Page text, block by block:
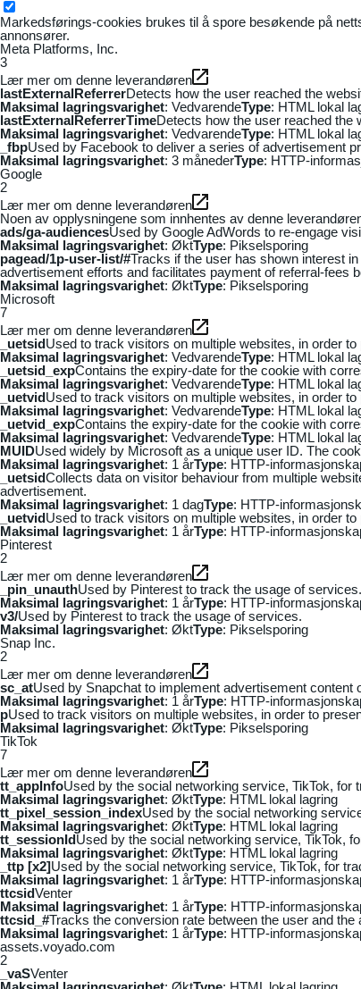
Markedsførings-cookies brukes til å spore besøkende på
annonsører.
Meta Platforms, Inc.
3
Lær mer om denne leverandøren
lastExternalReferrerDetects how the user reached the
Maksimal lagringsvarighet: VedvarendeType: HTML lokal
lastExternalReferrerTimeDetects how the user reached the
Maksimal lagringsvarighet: VedvarendeType: HTML lokal
_fbpUsed by Facebook to deliver a series of advertisement
Maksimal lagringsvarighet: 3 månederType: HTTP-
Google
2
Lær mer om denne leverandøren
Noen av opplysningene som innhentes av denne
ads/ga-audiencesUsed by Google AdWords to re-engage
Maksimal lagringsvarighet: ØktType: Pikselsporing
pagead/1p-user-list/#Tracks if the user has shown interest
advertisement efforts and facilitates payment of referral-fees
Maksimal lagringsvarighet: ØktType: Pikselsporing
Microsoft
7
Lær mer om denne leverandøren
_uetsidUsed to track visitors on multiple websites, in order
Maksimal lagringsvarighet: VedvarendeType: HTML lokal
_uetsid_expContains the expiry-date for the cookie with
Maksimal lagringsvarighet: VedvarendeType: HTML lokal
_uetvidUsed to track visitors on multiple websites, in order
Maksimal lagringsvarighet: VedvarendeType: HTML lokal
_uetvid_expContains the expiry-date for the cookie with
Maksimal lagringsvarighet: VedvarendeType: HTML lokal
MUIDUsed widely by Microsoft as a unique user ID. The
Maksimal lagringsvarighet: 1 årType: HTTP-
_uetsidCollects data on visitor behaviour from multiple
advertisement.
Maksimal lagringsvarighet: 1 dagType: HTTP-
_uetvidUsed to track visitors on multiple websites, in order
Maksimal lagringsvarighet: 1 årType: HTTP-
Pinterest
2
Lær mer om denne leverandøren
_pin_unauthUsed by Pinterest to track the usage of services.
Maksimal lagringsvarighet: 1 årType: HTTP-
v3/Used by Pinterest to track the usage of services.
Maksimal lagringsvarighet: ØktType: Pikselsporing
Snap Inc.
2
Lær mer om denne leverandøren
sc_atUsed by Snapchat to implement advertisement
Maksimal lagringsvarighet: 1 årType: HTTP-
pUsed to track visitors on multiple websites, in order to
Maksimal lagringsvarighet: ØktType: Pikselsporing
TikTok
7
Lær mer om denne leverandøren
tt_appInfoUsed by the social networking service, TikTok, for
Maksimal lagringsvarighet: ØktType: HTML lokal lagring
tt_pixel_session_indexUsed by the social networking
Maksimal lagringsvarighet: ØktType: HTML lokal lagring
tt_sessionIdUsed by the social networking service, TikTok,
Maksimal lagringsvarighet: ØktType: HTML lokal lagring
_ttp [x2]Used by the social networking service, TikTok, for
Maksimal lagringsvarighet: 1 årType: HTTP-
ttcsidVenter
Maksimal lagringsvarighet: 1 årType: HTTP-
ttcsid_#Tracks the conversion rate between the user and
Maksimal lagringsvarighet: 1 årType: HTTP-
assets.voyado.com
2
_vaSVenter